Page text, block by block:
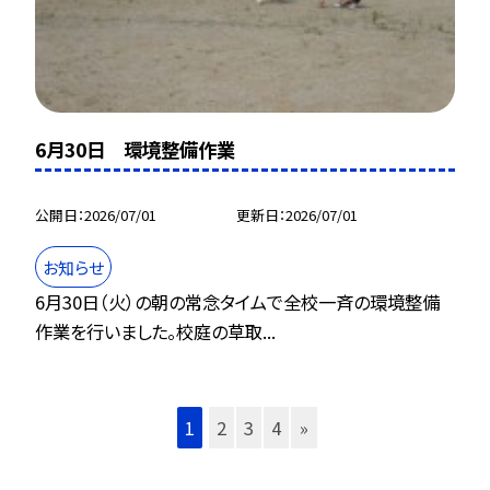
6月30日 環境整備作業
公開日 2026/07/01 更新日 2026/07/01
お知らせ
6月30日（火）の朝の常念タイムで全校一斉の環境整備
作業を行いました。校庭の草取...
1 2 3 4 »